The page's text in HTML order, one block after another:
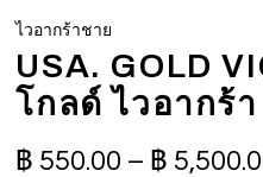
ไวอากร้าชาย
USA. GOLD
โกลด์ ไวอากร้า
฿ 550.00 – ฿